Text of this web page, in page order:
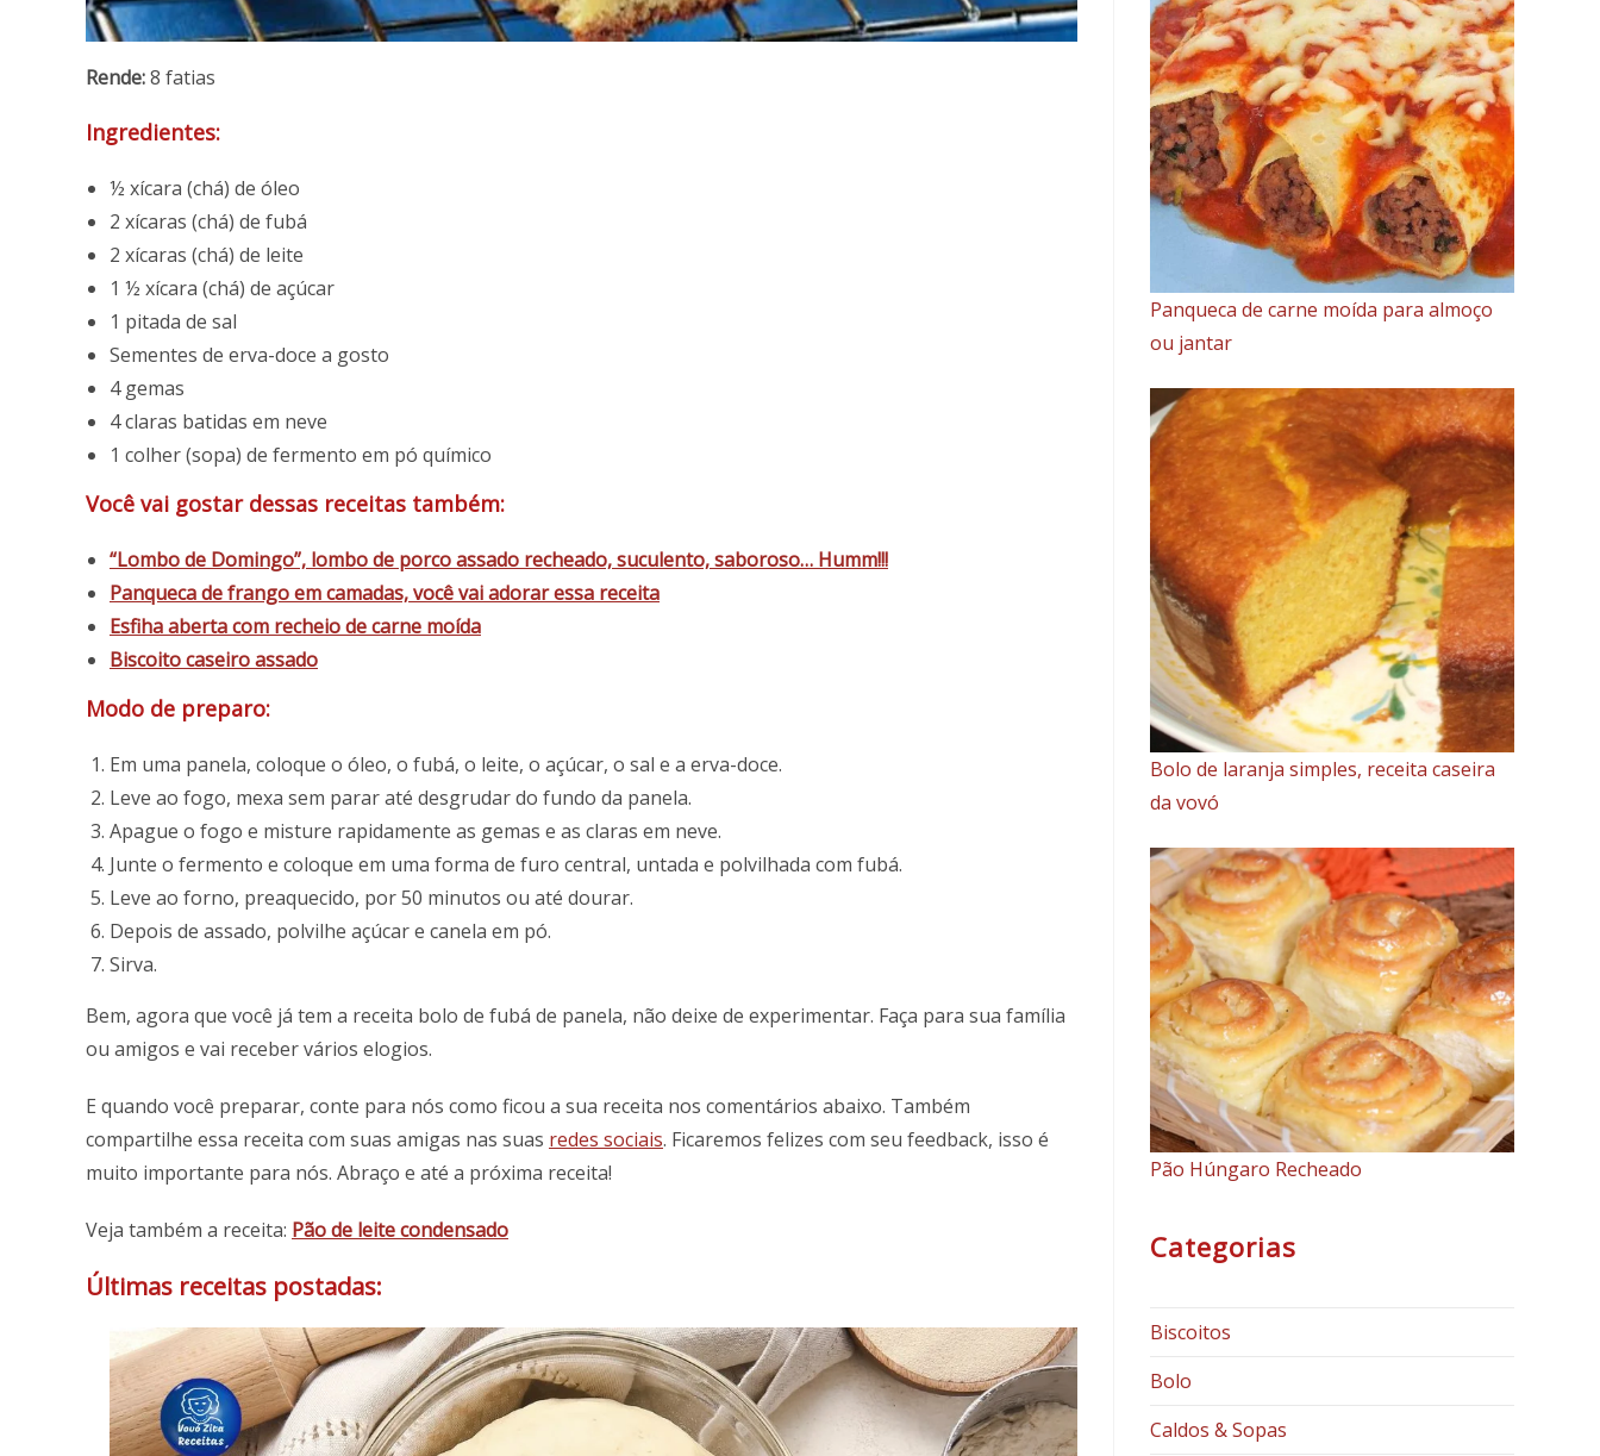
Rende:8 fatias
Ingredientes:
½ xícara (chá) de óleo
2 xícaras (chá) de fubá
2 xícaras (chá) de leite
1 ½ xícara (chá) de açúcar
1 pitada de sal
Sementes de erva-doce a gosto
4 gemas
4 claras batidas em neve
1 colher (sopa) de fermento em pó químico
Você vai gostar dessas receitas também:
“Lombo de Domingo”, lombo de porco assado recheado, suculento, saboroso… Humm!!!
Panqueca de frango em camadas, você vai adorar essa receita
Esfiha aberta com recheio de carne moída
Biscoito caseiro assado
Modo de preparo:
Em uma panela, coloque o óleo, o fubá, o leite, o açúcar, o sal e a erva-doce.
Leve ao fogo, mexa sem parar até desgrudar do fundo da panela.
Apague o fogo e misture rapidamente as gemas e as claras em neve.
Junte o fermento e coloque em uma forma de furo central, untada e polvilhada com fubá.
Leve ao forno, preaquecido, por 50 minutos ou até dourar.
Depois de assado, polvilhe açúcar e canela em pó.
Sirva.
Bem, agora que você já tem a receita bolo de fubá de panela, não deixe de experimentar. Faça para sua família
ou amigos e vai receber vários elogios.
E quando você preparar, conte para nós como ficou a sua receita nos comentários abaixo. Também
compartilhe essa receita com suas amigas nas suas redes sociais. Ficaremos felizes com seu feedback, isso é
muito importante para nós. Abraço e até a próxima receita!
Veja também a receita: Pão de leite condensado
Últimas receitas postadas:
Leite
de
Coco
e
Coco
Ralado
Panqueca de carne moída para almoço
ou jantar
Bolo de laranja simples, receita caseira
da vovó
Pão Húngaro Recheado
Categorias
Biscoitos
Bolo
Caldos & Sopas